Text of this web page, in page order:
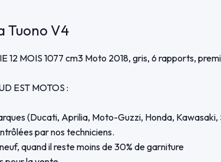
Tuono V4
12 MOIS 1077 cm3 Moto 2018, gris, 6 rapports,
EST MOTOS :
(Ducati, Aprilia, Moto-Guzzi, Honda, Kawasaki,
par nos techniciens.
quand il reste moins de 30% de garniture